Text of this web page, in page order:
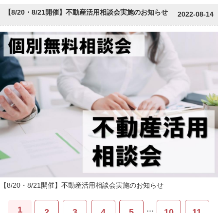
【8/20・8/21開催】不動産活用相談会実施のお知らせ 2022-08-14
【8/20・8/21開催】不動産活用相談会実施のお知らせ
1 ...